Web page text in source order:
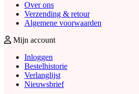
Over ons
Verzending & retour
Algemene voorwaarden
Mijn account
Inloggen
Bestelhistorie
Verlanglijst
Nieuwsbrief